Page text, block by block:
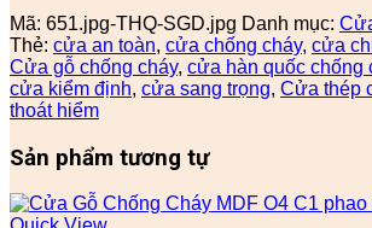
Mã: 651.jpg-THQ-SGD.jpg Danh mục:
Thẻ: cửa an toàn, cửa chống cháy, cửa
Cửa gỗ chống cháy, cửa hàn quốc chống
cửa kiểm định, cửa sang trọng, Cửa thép
thoát hiểm
Sản phẩm tương tự